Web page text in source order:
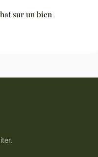
sur un bien